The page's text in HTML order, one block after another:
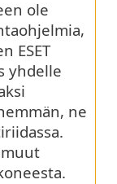
ole
ESET
yhdelle
ne